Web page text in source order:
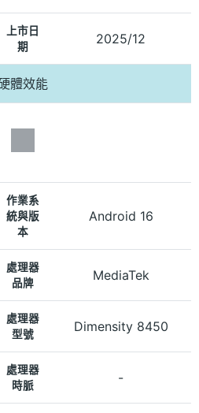
上市日
期
2025/12
體效能
作業系
統與版
本
Android 16
處理器
品牌
MediaTek
處理器
型號
Dimensity 8450
處理器
時脈
-